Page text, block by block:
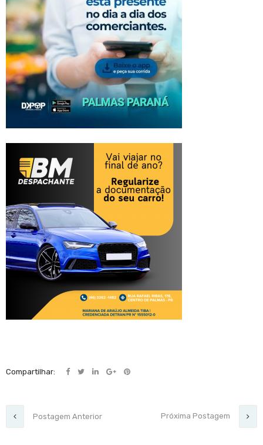
Compartilhar:
Postagem Anterior Próxima Postagem